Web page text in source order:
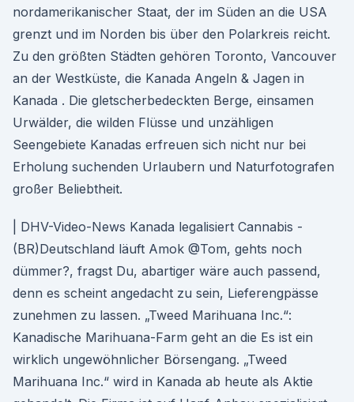
nordamerikanischer Staat, der im Süden an die USA
grenzt und im Norden bis über den Polarkreis reicht.
Zu den größten Städten gehören Toronto, Vancouver
an der Westküste, die Kanada Angeln & Jagen in
Kanada . Die gletscherbedeckten Berge, einsamen
Urwälder, die wilden Flüsse und unzähligen
Seengebiete Kanadas erfreuen sich nicht nur bei
Erholung suchenden Urlaubern und Naturfotografen
großer Beliebtheit.
| DHV-Video-News Kanada legalisiert Cannabis -
(BR)Deutschland läuft Amok @Tom, gehts noch
dümmer?, fragst Du, abartiger wäre auch passend,
denn es scheint angedacht zu sein, Lieferengpässe
zunehmen zu lassen. „Tweed Marihuana Inc.“:
Kanadische Marihuana-Farm geht an die Es ist ein
wirklich ungewöhnlicher Börsengang. „Tweed
Marihuana Inc.“ wird in Kanada ab heute als Aktie